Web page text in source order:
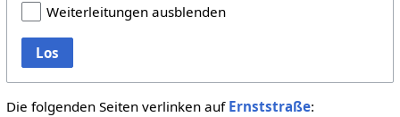
Weiterleitungen ausblenden
Los
Die folgenden Seiten verlinken auf Ernststraße: